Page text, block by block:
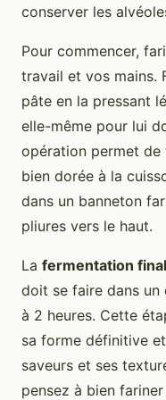
conserver les
Pour commencer,
travail et vos mains.
pâte en la pressant
elle-même pour lui
opération permet de
bien dorée à la
dans un banneton
pliures vers le haut.
La fermentation
doit se faire dans un
à 2 heures. Cette
sa forme définitive
saveurs et ses
pensez à bien